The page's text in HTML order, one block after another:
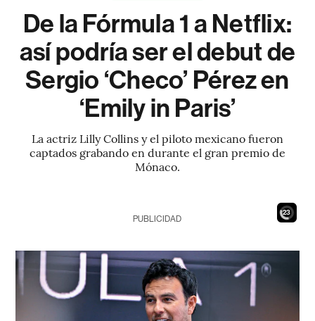
De la Fórmula 1 a Netflix:
así podría ser el debut de
Sergio ‘Checo’ Pérez en
‘Emily in Paris’
La actriz Lilly Collins y el piloto mexicano fueron
captados grabando en durante el gran premio de
Mónaco.
21
PUBLICIDAD